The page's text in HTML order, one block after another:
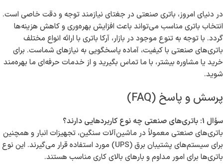
در دنیای امروز، باتری صنعتی در جغتای نیازمند توجه و دقت خاصی است.
انتخاب باتری مناسب می‌تواند باعث افزایش بهره‌وری و کاهش هزینه‌ها
گردد. با توجه به تنوع موجود در بازار، آرکا باتری با ارائه انواع مختلف
باتری‌های صنعتی با کیفیت، آماده پاسخگویی به نیازهای شماست. برای
خرید یا مشاوره بیشتر، با ما تماس بگیرید و از خدمات حرفه‌ای ما بهره‌مند
شوید.
پرسش و پاسخ (FAQ)
سؤال 1: باتری‌های صنعتی چه نوع کاربردهایی دارند؟
باتری‌های صنعتی معمولاً در ماشین‌آلات سنگین، تجهیزات انبار و همچنین
برای سیستم‌های پشتیبان برق (UPS) مورد استفاده قرار می‌گیرند. این نوع
باتری‌ها برای امور مداوم و بارهای بالای کاری مناسب هستند.